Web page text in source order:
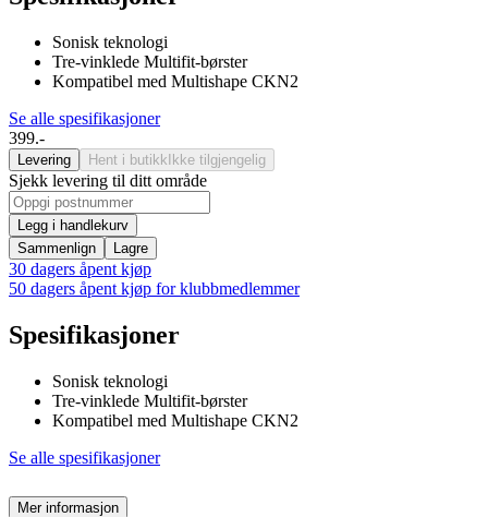
Sonisk teknologi
Tre-vinklede Multifit-børster
Kompatibel med Multishape CKN2
Se alle spesifikasjoner
399.-
Levering Hent i butikk Ikke tilgjengelig
Sjekk levering til ditt område
Legg i handlekurv
Sammenlign
Lagre
30 dagers åpent kjøp
50 dagers åpent kjøp for klubbmedlemmer
Spesifikasjoner
Sonisk teknologi
Tre-vinklede Multifit-børster
Kompatibel med Multishape CKN2
Se alle spesifikasjoner
Mer informasjon